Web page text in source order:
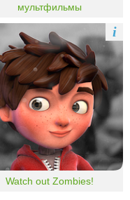
мультфильмы
Watch out Zombies!
i